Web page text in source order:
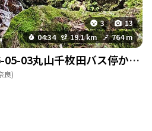
3
13
04:34
19.1 km 764 m
熊野古道 伊勢路-2026-05-03丸山千枚田バス停から志古バス停
良)